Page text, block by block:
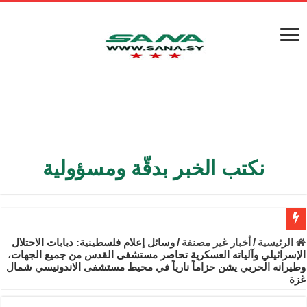
نكتب الخبر بدقّة ومسؤولية
الأمن الداخلي يعثر على مقبرة جماعية في ريف اللاذقية تضم 9 جثامين
الوزير الشيباني يبحث في باريس تعزيز الاستقرار في سوريا
برنية: مرسوم بإعفاء مستهلكي الكهرباء المنزلية والتجارية والصناعية
الرئيسية / أخبار غير مصنفة /وسائل إعلام فلسطينية: دبابات الاحتلال
الإسرائيلي وآلياته العسكرية تحاصر مستشفى القدس من جميع الجهات،
وطيرانه الحربي يشن حزاماً نارياً في محيط مستشفى الاندونيسي شمال
غزة